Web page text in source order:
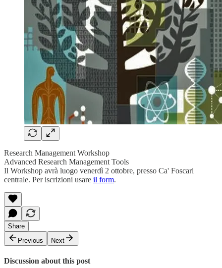
Research Management Workshop
Advanced Research Management Tools
Il Workshop avrà luogo venerdì 2 ottobre, presso Ca' Foscari
centrale. Per iscrizioni usare il form.
Share
Previous
Next
Discussion about this post